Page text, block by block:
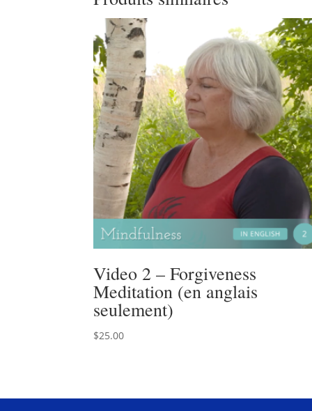
Video 2 – Forgiveness
Meditation (en anglais
seulement)
$25.00